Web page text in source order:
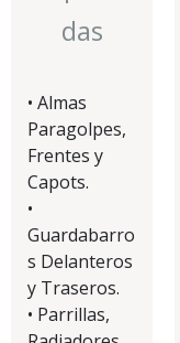
das
• Almas
Paragolpes,
Frentes y
Capots.
•
Guardabarro
s Delanteros
y Traseros.
• Parrillas,